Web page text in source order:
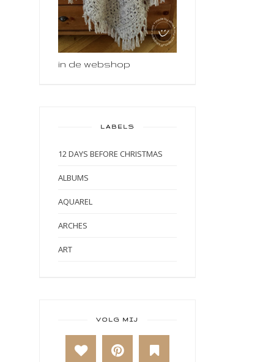
in de webshop
LABELS
12 DAYS BEFORE CHRISTMAS
ALBUMS
AQUAREL
ARCHES
ART
BAKKEN
VOLG MIJ